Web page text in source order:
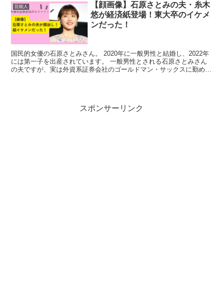
芸能人
【顔画像】石原さとみの夫・糸木
悠が経済紙登場！東大卒のイケメ
ンだった！
国民的女優の石原さとみさん。 2020年に一般男性と結婚し、2022年
には第一子を出産されています。 一般男性とされる石原さとみさん
の夫ですが、実は外資系証券会社のゴールドマン・サックスに勤める
スポンサーリンク